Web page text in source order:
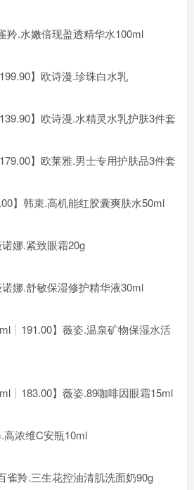
羚.水嫩倍现盈透精华水100ml
】欧诗漫.珍珠白水乳
】欧诗漫.水精灵水乳护肤3件套
】欧莱雅.男士专用护肤品3件套
】韩束.高机能红胶囊爽肤水50ml
娜.紧致眼霜20g
娜.舒敏保湿修护精华液30ml
】薇姿.温泉矿物保湿水活
】薇姿.89咖啡因眼霜15ml
.高浓维C安瓶10ml
雀羚.三生花控油清肌洗面奶90g